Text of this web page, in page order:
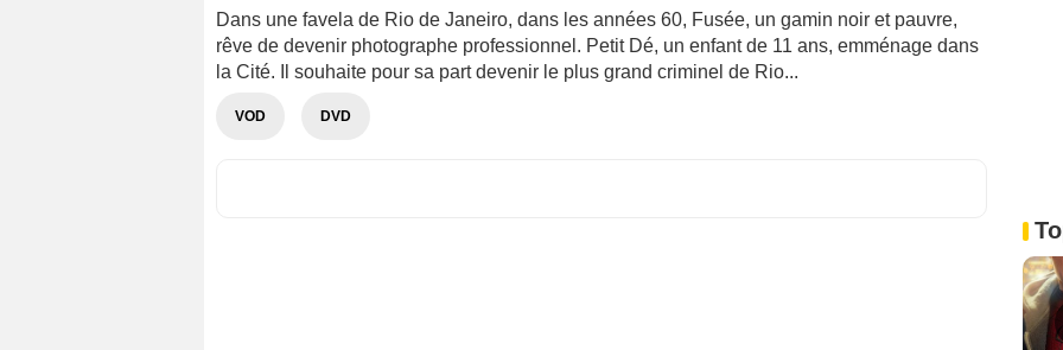
Dans une favela de Rio de Janeiro, dans les années 60, Fusée, un gamin noir et pauvre,
rêve de devenir photographe professionnel. Petit Dé, un enfant de 11 ans, emménage dans
la Cité. Il souhaite pour sa part devenir le plus grand criminel de Rio...
VOD DVD